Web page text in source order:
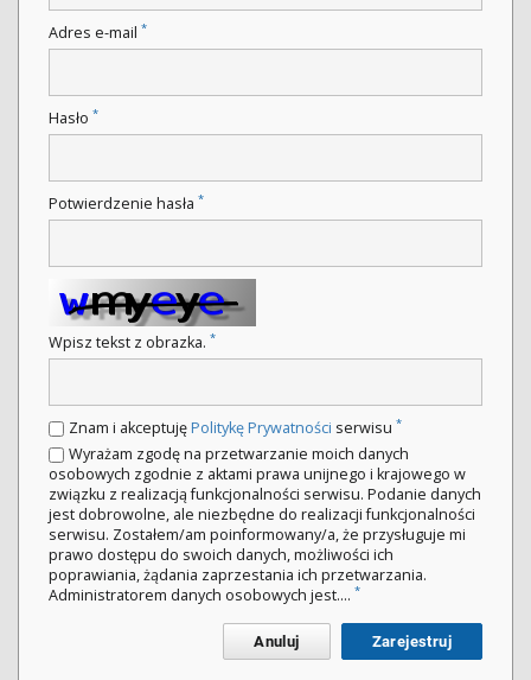
Adres e-mail *
Hasło *
Potwierdzenie hasła *
Wpisz tekst z obrazka. *
Znam i akceptujęPolitykę Prywatności serwisu *
Wyrażam zgodę na przetwarzanie moich danych
osobowych zgodnie z aktami prawa unijnego i krajowego w
związku z realizacją funkcjonalności serwisu. Podanie danych
jest dobrowolne, ale niezbędne do realizacji funkcjonalności
serwisu. Zostałem/am poinformowany/a, że przysługuje mi
prawo dostępu do swoich danych, możliwości ich
poprawiania, żądania zaprzestania ich przetwarzania.
Administratorem danych osobowych jest.... *
Anuluj Zarejestruj